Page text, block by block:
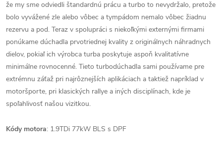
že my sme odviedli štandardnú prácu a turbo to nevydržalo, pretože
bolo vyvážené zle alebo vôbec a tympádom nemalo vôbec žiadnu
rezervu a pod. Teraz v spolupráci s niekoľkými externými firmami
ponúkame dúchadla prvotriednej kvality z originálnych náhradnych
dielov, pokiaľ ich výrobca turba poskytuje aspoň kvalitatívne
minimálne rovnocenné. Tieto turbodúchadla sami používame pre
extrémnu záťaž pri najrôznejších aplikáciach a taktiež napríklad v
motoršporte, pri klasických rallye a iných disciplínach, kde je
spoľahlivosť našou vizitkou.
Kódy motora: 1.9TDi 77kW BLS s DPF